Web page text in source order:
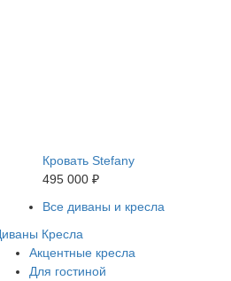
Кровать Stefany
495 000 ₽
Все диваны и кресла
Кресла
Акцентные кресла
Для гостиной